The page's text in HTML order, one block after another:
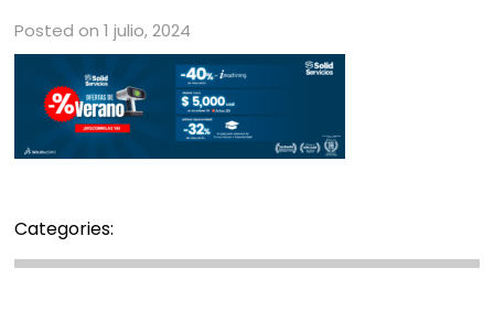
Posted on 1 julio, 2024
Categories: